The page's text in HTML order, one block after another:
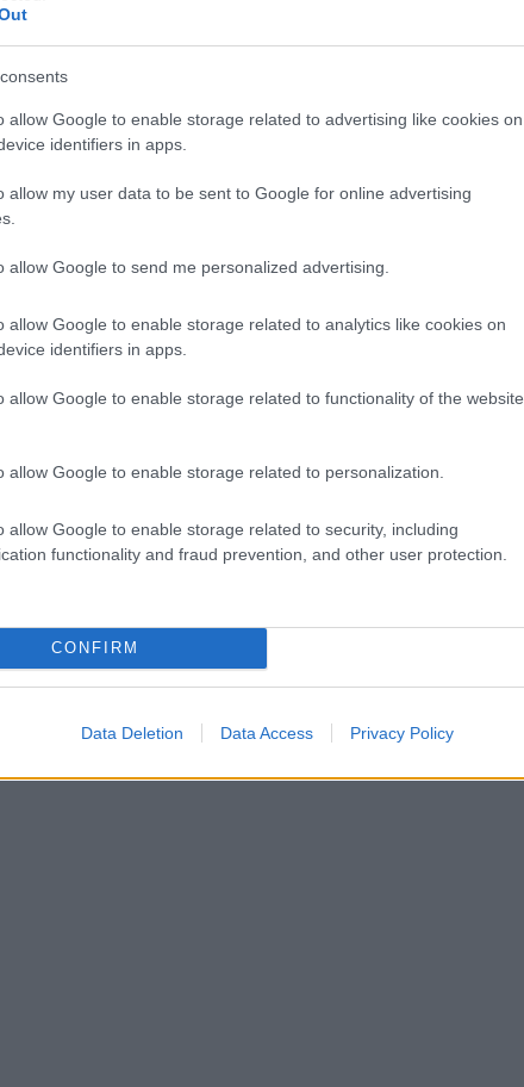
allow Google to enable storage related to advertising like cookies on
identifiers in apps.
allow my user data to be sent to Google for online advertising
allow Google to send me personalized advertising.
allow Google to enable storage related to analytics like cookies on
identifiers in apps.
allow Google to enable storage related to functionality of the website
allow Google to enable storage related to personalization.
allow Google to enable storage related to security, including
functionality and fraud prevention, and other user protection.
CONFIRM
Data Deletion Data Access Privacy Policy
αργότερα.
11 Απριλίου, αλλά δεν αποτελεί
— επίσης δεν έχει ακόμη επιβεβαιωθεί
άνθρωπο είναι σπάνια, και
του Ηνωμένου Βασιλείου έχουν
χαμηλός.
από χανταϊό — όμως η έγκαιρη
τις πιθανότητες επιβίωσης.
οξυγονοθεραπεία, μηχανικό
οι ασθενείς με σοβαρά συμπτώματα
εντατικής θεραπείας.
μόνο σε θερμοκρασίες
και η ομάδα της — που είχαν
εμβόλιο πριν από το ξέσπασμα στο
με μια μέθοδο που ονομάζεται